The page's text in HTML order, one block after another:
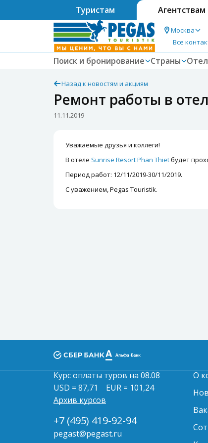
Туристам Агентствам
Москва
Все
Поиск и бронирование Страны
Назад к новостям и акциям
Ремонт работы в
11.11.2019
Уважаемые друзья и коллеги!
В отеле Sunrise Resort Phan Thietбудет
Период работ: 12/11/2019-30/11/2019.
С уважением, Pegas Touristik.
Курс оплаты туров на 08.08
USD = 87,71
EUR = 101,24
Архив курсов
+7 (495) 419-92-94
pegast@pegast.ru
О